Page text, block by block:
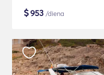
$953 /diena